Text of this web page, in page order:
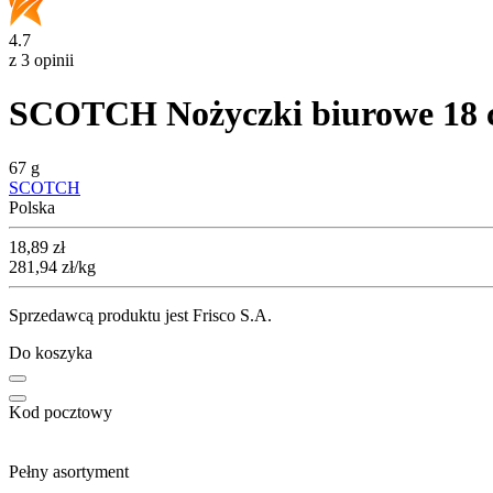
4.7
z 3 opinii
SCOTCH Nożyczki biurowe 18
67 g
SCOTCH
Polska
Cena
18,89 zł
281,94 zł/kg
Sprzedawcą produktu jest Frisco S.A.
Do koszyka
Kod pocztowy
Pełny asortyment